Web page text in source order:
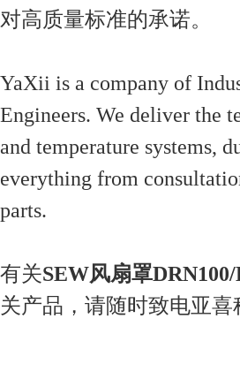
对高质量标准的承诺。
YaXii is a company of
Engineers. We deliver the
and temperature systems,
everything from
parts.
有关SEW风扇罩DRN100/
关产品，请随时致电亚